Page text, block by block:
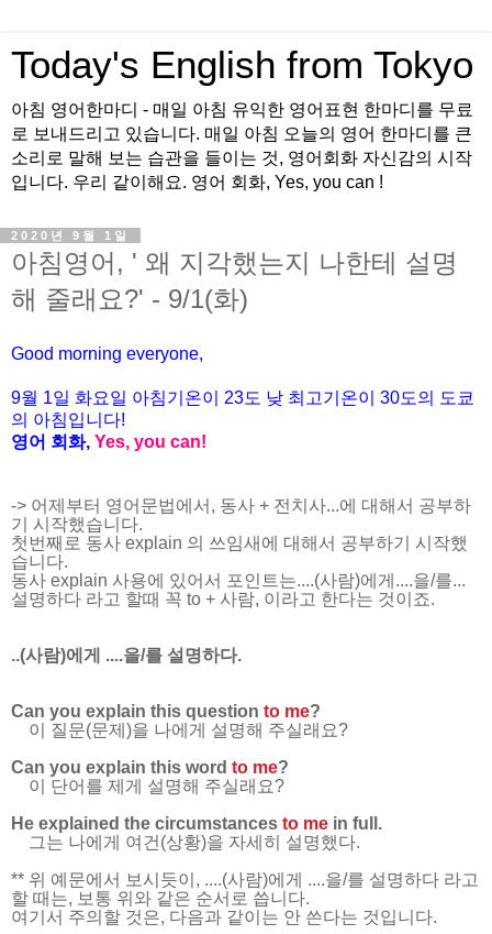
Today's English from Tokyo
아침 영어한마디 - 매일 아침 유익한 영어표현 한마디를 무료
로 보내드리고 있습니다. 매일 아침 오늘의 영어 한마디를 큰
소리로 말해 보는 습관을 들이는 것, 영어회화 자신감의 시작
입니다. 우리 같이해요. 영어 회화, Yes, you can !
2020년 9월 1일
아침영어, ' 왜 지각했는지 나한테 설명
해 줄래요?' - 9/1(화)
Good morning everyone,
9월 1일 화요일 아침기온이 23도 낮 최고기온이 30도의 도쿄
의 아침입니다!
영어 회화, Yes, you can!
-> 어제부터 영어문법에서, 동사 + 전치사...에 대해서 공부하
기 시작했습니다.
첫번째로 동사 explain 의 쓰임새에 대해서 공부하기 시작했
습니다.
동사 explain 사용에 있어서 포인트는....(사람)에게....을/를...
설명하다 라고 할때 꼭 to + 사람, 이라고 한다는 것이죠.
..(사람)에게 ....을/를 설명하다.
Can you explain this question to me?
이 질문(문제)을 나에게 설명해 주실래요?
Can you explain this word to me?
이 단어를 제게 설명해 주실래요?
He explained the circumstances to me in full.
그는 나에게 여건(상황)을 자세히 설명했다.
** 위 예문에서 보시듯이, ....(사람)에게 ....을/를 설명하다 라고
할 때는, 보통 위와 같은 순서로 씁니다.
여기서 주의할 것은, 다음과 같이는 안 쓴다는 것입니다.